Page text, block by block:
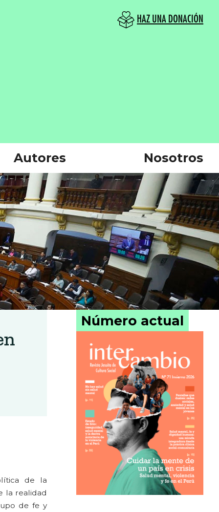
HAZ UNA DONACIÓN
Autores Nosotros
de la
la realidad
de fe y
Número actual